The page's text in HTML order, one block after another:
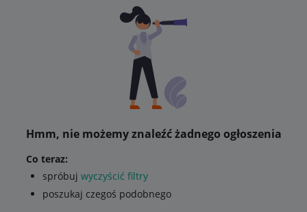
Hmm, nie możemy znaleźć żadnego ogłoszenia
Co teraz:
spróbuj wyczyścić filtry
poszukaj czegoś podobnego